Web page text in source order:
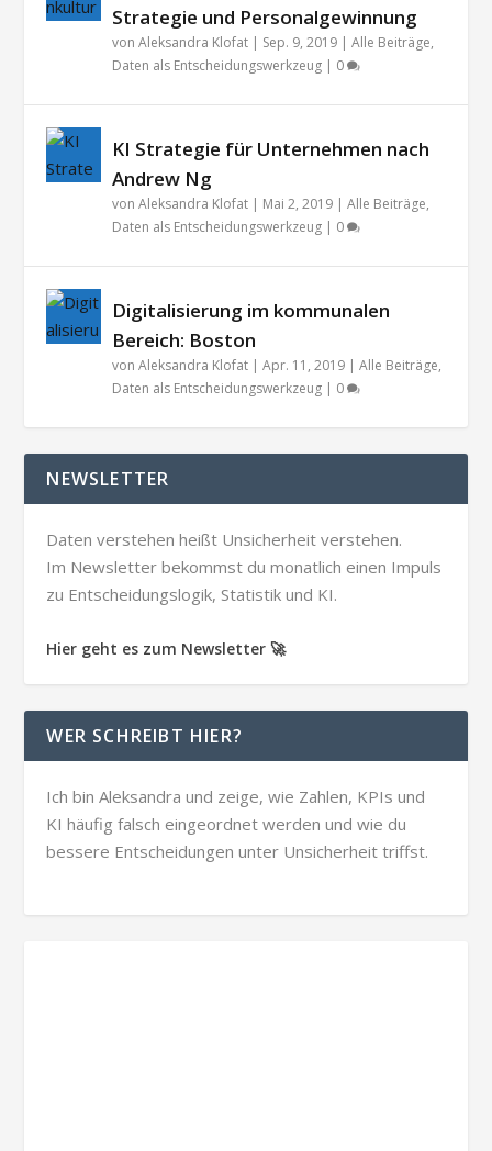
Strategie und Personalgewinnung
vonAleksandra Klofat | Sep. 9, 2019 |Alle Beiträge,
Daten als Entscheidungswerkzeug | 0
KI Strategie für Unternehmen nach
Andrew Ng
vonAleksandra Klofat | Mai 2, 2019 |Alle Beiträge,
Daten als Entscheidungswerkzeug | 0
Digitalisierung im kommunalen
Bereich: Boston
vonAleksandra Klofat |Apr. 11, 2019 |Alle Beiträge,
Daten als Entscheidungswerkzeug | 0
NEWSLETTER
Daten verstehen heißt Unsicherheit verstehen.
Im Newsletter bekommst du monatlich einen Impuls
zu Entscheidungslogik, Statistik und KI.
Hier geht es zum Newsletter 🚀
WER SCHREIBT HIER?
Ich bin Aleksandra und zeige, wie Zahlen, KPIs und
KI häufig falsch eingeordnet werden und wie du
bessere Entscheidungen unter Unsicherheit triffst.